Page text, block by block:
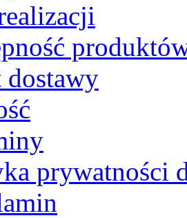
dostawy
prywatności